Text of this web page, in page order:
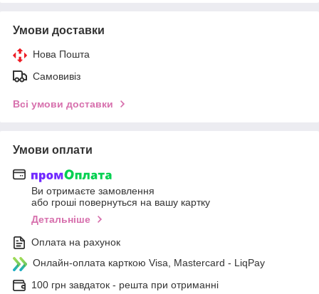
Умови доставки
Нова Пошта
Самовивіз
Всі умови доставки
Умови оплати
Ви отримаєте замовлення
або гроші повернуться на вашу картку
Детальніше
Оплата на рахунок
Онлайн-оплата карткою Visa, Mastercard - LiqPay
100 грн завдаток - решта при отриманні